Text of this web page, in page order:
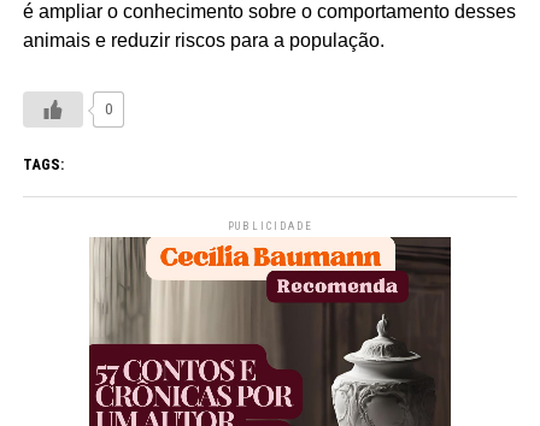
é ampliar o conhecimento sobre o comportamento desses
animais e reduzir riscos para a população.
0
TAGS:
PUBLICIDADE